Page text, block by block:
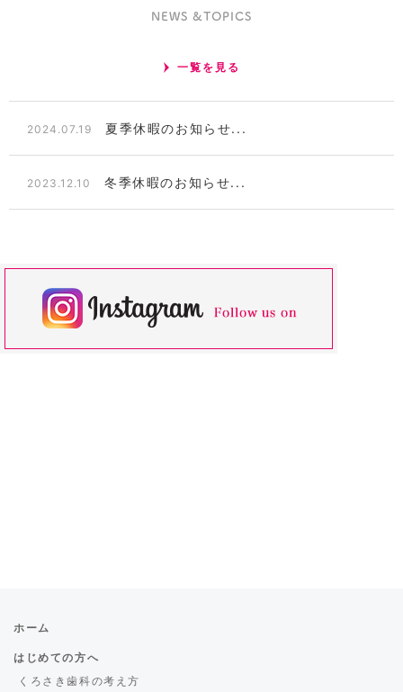
NEWS &TOPICS
一覧を見る
2024.07.19 夏季休暇のお知らせ...
2023.12.10 冬季休暇のお知らせ...
ホーム
はじめての方へ
くろさき歯科の考え方